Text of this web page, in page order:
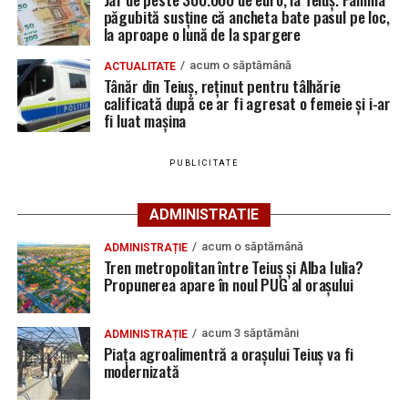
Locuri de muncă în Teiuș, disponibile la 4 august
2026. AJOFM Alba a publicat lista posturilor
vacante
Bărbat de 30 de ani din Galda de Jos, reținut după
ce și-ar fi agresat și violat partenera
Total voturi valabil exprimate
3060
Total voturi nule
Coeficient electoral
Rezultatele votului pentru funcția de primar al orașului
Teiuș:
PARTIDUL SOCIAL
DEMOCRAT
BREAZ AUREL
PARTIDUL NAȚIONAL
LIBERAL
877
UNGUR MIHAI
SANDU
BOGDAN-
GABRIEL
FORȚA DREPTEI 62 2,00 %
păgubită susține că ancheta bate pasul pe loc,
la aproape o lună de la spargere
ACTUALITATE acum o săptămână
Tânăr din Teiuș, reținut pentru tâlhărie
calificată după ce ar fi agresat o femeie și i-ar
fi luat mașina
PUBLICITATE
ADMINISTRATIE
ADMINISTRAȚIE acum o săptămână
Tren metropolitan între Teiuș și Alba Iulia?
Propunerea apare în noul PUG al orașului
ADMINISTRAȚIE acum 3 săptămâni
Piața agroalimentră a orașului Teiuș va fi
modernizată